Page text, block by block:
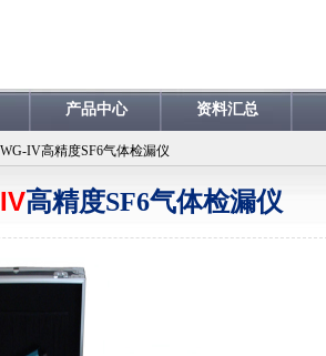
产品中心 资料汇总
IV高精度SF6气体检漏仪
高精度SF6气体检漏仪